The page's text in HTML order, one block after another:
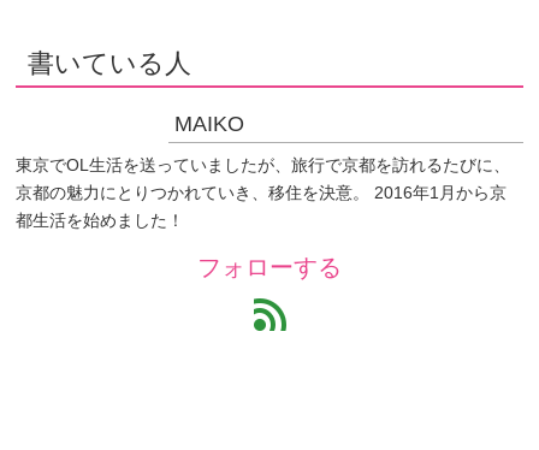
書いている人
MAIKO
東京でOL生活を送っていましたが、旅行で京都を訪れるたびに、
京都の魅力にとりつかれていき、移住を決意。 2016年1月から京
都生活を始めました！
フォローする
feed